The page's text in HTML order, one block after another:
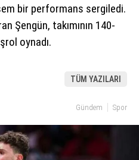
WhatsApp İhbar Hattı
bir performans sergiledi.
Şengün, takımının 140-
oynadı.
TÜM YAZILARI
Gündem Spor